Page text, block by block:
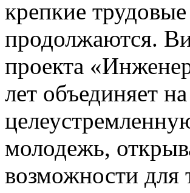
крепкие
продолжаются.
проекта
лет объединяет
молодежь,
возможности для